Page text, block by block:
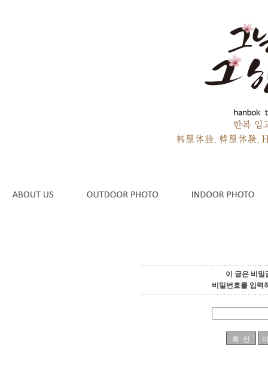
이 글은 비밀
비밀번호를 입력